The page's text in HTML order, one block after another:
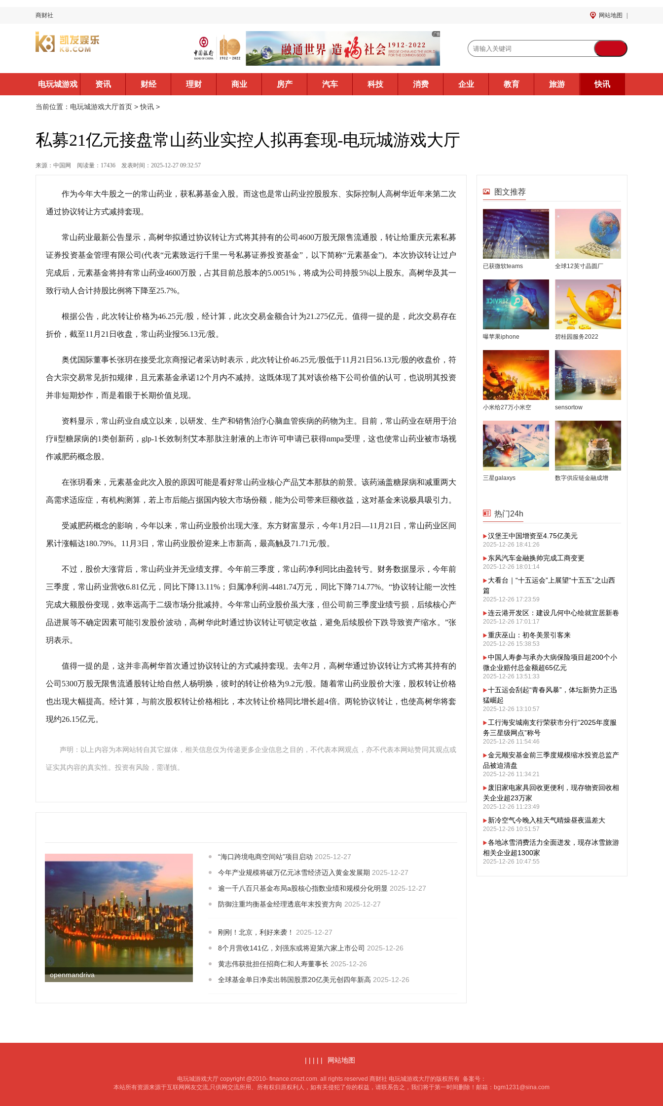
商财社 网站地图
电玩城游戏
大厅首页
资讯 财经 理财 商业 房产 汽车 科技 消费 企业 教育 旅游 快讯
当前位置： 电玩城游戏大厅首页 >快讯 >
私募21亿元接盘常山药业实控人拟再套现-电玩城游戏大厅
来源：中国网 阅读量：17436 发表时间：2025-12-27 09:32:57
作为今年大牛股之一的常山药业，获私募基金入股。而这也是常山药业控股股东、实际控制人高树华近年来第二次
通过协议转让方式减持套现。
常山药业最新公告显示，高树华拟通过协议转让方式将其持有的公司4600万股无限售流通股，转让给重庆元素私募
证券投资基金管理有限公司(代表“元素致远行千里一号私募证券投资基金”，以下简称“元素基金”)。本次协议转让过户
完成后，元素基金将持有常山药业4600万股，占其目前总股本的5.0051%，将成为公司持股5%以上股东。高树华及其一
致行动人合计持股比例将下降至25.7%。
根据公告，此次转让价格为46.25元/股，经计算，此次交易金额合计为21.275亿元。值得一提的是，此次交易存在
折价，截至11月21日收盘，常山药业报56.13元/股。
奥优国际董事长张玥在接受北京商报记者采访时表示，此次转让价46.25元/股低于11月21日56.13元/股的收盘价，符
合大宗交易常见折扣规律，且元素基金承诺12个月内不减持。这既体现了其对该价格下公司价值的认可，也说明其投资
并非短期炒作，而是着眼于长期价值兑现。
资料显示，常山药业自成立以来，以研发、生产和销售治疗心脑血管疾病的药物为主。目前，常山药业在研用于治
疗ⅱ型糖尿病的1类创新药，glp-1长效制剂艾本那肽注射液的上市许可申请已获得nmpa受理，这也使常山药业被市场视
作减肥药概念股。
在张玥看来，元素基金此次入股的原因可能是看好常山药业核心产品艾本那肽的前景。该药涵盖糖尿病和减重两大
高需求适应症，有机构测算，若上市后能占据国内较大市场份额，能为公司带来巨额收益，这对基金来说极具吸引力。
受减肥药概念的影响，今年以来，常山药业股价出现大涨。东方财富显示，今年1月2日—11月21日，常山药业区间
累计涨幅达180.79%。11月3日，常山药业股价迎来上市新高，最高触及71.71元/股。
不过，股价大涨背后，常山药业并无业绩支撑。今年前三季度，常山药净利同比由盈转亏。财务数据显示，今年前
三季度，常山药业营收6.81亿元，同比下降13.11%；归属净利润-4481.74万元，同比下降714.77%。“协议转让能一次性
完成大额股份变现，效率远高于二级市场分批减持。今年常山药业股价虽大涨，但公司前三季度业绩亏损，后续核心产
品进展等不确定因素可能引发股价波动，高树华此时通过协议转让可锁定收益，避免后续股价下跌导致资产缩水。”张
玥表示。
值得一提的是，这并非高树华首次通过协议转让的方式减持套现。去年2月，高树华通过协议转让方式将其持有的
公司5300万股无限售流通股转让给自然人杨明焕，彼时的转让价格为9.2元/股。随着常山药业股价大涨，股权转让价格
也出现大幅提高。经计算，与前次股权转让价格相比，本次转让价格同比增长超4倍。两轮协议转让，也使高树华将套
现约26.15亿元。
声明：以上内容为本网站转自其它媒体，相关信息仅为传递更多企业信息之目的，不代表本网观点，亦不代表本网站赞同其观点或
证实其内容的真实性。投资有风险，需谨慎。
openmandriva
“海口跨境电商空间站”项目启动 2025-12-27
今年产业规模将破万亿元冰雪经济迈入黄金发展期 2025-12-27
逾一千八百只基金布局a股核心指数业绩和规模分化明显 2025-12-27
防御注重均衡基金经理透底年末投资方向 2025-12-27
刚刚！北京，利好来袭！
2025-12-27
8个月营收141亿，刘强东或将迎第六家上市公司 2025-12-26
黄志伟获批担任招商仁和人寿董事长 2025-12-26
全球基金单日净卖出韩国股票20亿美元创四年新高 2025-12-26
图文推荐
已获微软teams 全球12英寸晶圆厂
曝苹果iphone 碧桂园服务2022
小米给27万小米空 sensortow
三星galaxys 数字供应链金融成增
热门24h
汉堡王中国增资至4.75亿美元
2025-12-26 18:41:26
东风汽车金融换帅完成工商变更
2025-12-26 18:01:14
大看台｜“十五运会”上展望“十五五”之山西
篇
2025-12-26 17:23:59
连云港开发区：建设几何中心绘就宜居新卷
2025-12-26 17:01:17
重庆巫山：初冬美景引客来
2025-12-26 15:38:53
中国人寿参与承办大病保险项目超200个小
微企业赔付总金额超65亿元
2025-12-26 13:51:33
十五运会刮起“青春风暴”，体坛新势力正迅
猛崛起
2025-12-26 13:10:57
工行海安城南支行荣获市分行“2025年度服
务三星级网点”称号
2025-12-26 11:54:46
金元顺安基金前三季度规模缩水投资总监产
品被迫清盘
2025-12-26 11:34:21
废旧家电家具回收更便利，现存物资回收相
关企业超23万家
2025-12-26 11:23:49
新冷空气今晚入桂天气晴燥昼夜温差大
2025-12-26 10:51:57
各地冰雪消费活力全面迸发，现存冰雪旅游
相关企业超1300家
2025-12-26 10:47:55
| | | | | 网站地图
电玩城游戏大厅 copyright @2010- finance.cnszt.com. all rights reserved 商财社 电玩城游戏大厅的版权所有 备案号：
本站所有资源来源于互联网网友交流,只供网交流所用、所有权归原权利人，如有关侵犯了你的权益，请联系告之，我们将于第一时间删除！邮箱： bgm1231@sina.com